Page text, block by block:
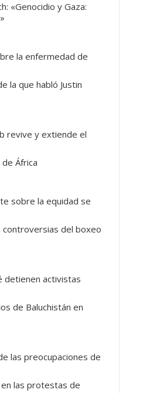
«Genocidio y Gaza:
la enfermedad de
la que habló Justin
revive y extiende el
África
sobre la equidad se
del boxeo
detienen activistas
de Baluchistán en
las preocupaciones de
las protestas de